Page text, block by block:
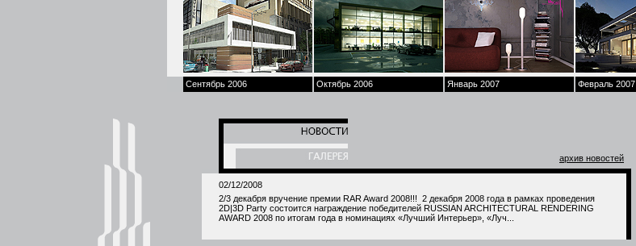
Сентябрь 2006 Октябрь 2006 Январь 2007 Февраль 2007
архив новостей
02/12/2008
2/3 декабря вручение премии RAR Award 2008!!! 2 декабря 2008 года в рамках проведения
2D|3D Party состоится награждение победителей RUSSIAN ARCHITECTURAL RENDERING
AWARD 2008 по итогам года в номинациях «Лучший Интерьер», «Луч...